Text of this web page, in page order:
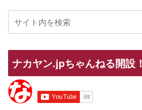
ナカヤン.jpちゃんねる開設！